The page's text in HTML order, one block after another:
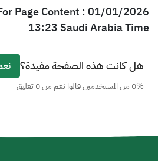
Page Content : 01/01/2026
13:23 Saudi Arabia Time
هل كانت هذه الصفحة مفيدة؟
0% من المستخدمين قالوا نعم من 0 تعليق